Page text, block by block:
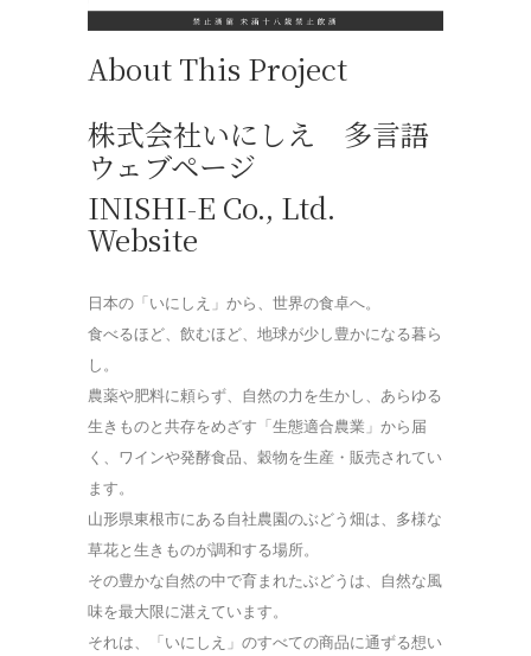
About This Project
株式会社いにしえ 多言語
ウェブページ
INISHI-E Co., Ltd.
Website
日本の「いにしえ」から、世界の食卓へ。
食べるほど、飲むほど、地球が少し豊かになる暮ら
し。
農薬や肥料に頼らず、自然の力を生かし、あらゆる
生きものと共存をめざす「生態適合農業」から届
く、ワインや発酵食品、穀物を生産・販売されてい
ます。
山形県東根市にある自社農園のぶどう畑は、多様な
草花と生きものが調和する場所。
その豊かな自然の中で育まれたぶどうは、自然な風
味を最大限に湛えています。
それは、「いにしえ」のすべての商品に通ずる想い